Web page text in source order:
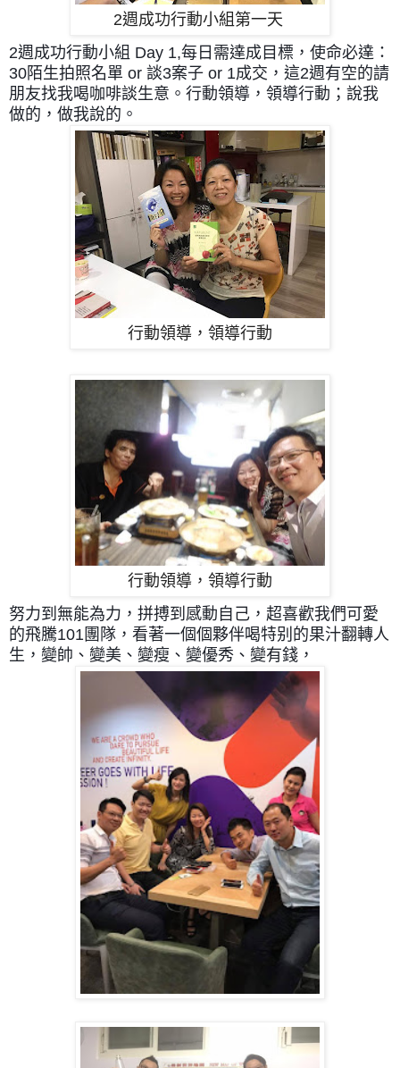
2週成功行動小組第一天
2週成功行動小組 Day 1,每日需達成目標，使命必達：
30陌生拍照名單 or 談3案子 or 1成交， 這2週有空的請
朋友找我喝咖啡談生意。 行動領導，領導行動； 說我
做的，做我說的。
行動領導，領導行動
行動領導，領導行動
努力到無能為力，拼搏到感動自己， 超喜歡我們可愛
的飛騰101團隊， 看著一個個夥伴喝特别的果汁翻轉人
生， 變帥、變美、變瘦、變優秀、變有錢，